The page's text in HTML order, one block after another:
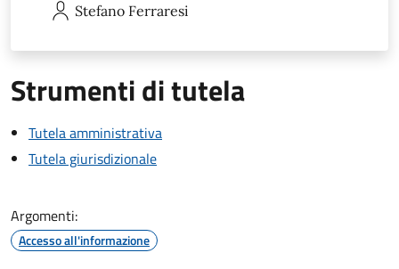
Stefano Ferraresi
Strumenti di tutela
Tutela amministrativa
Tutela giurisdizionale
Argomenti:
Accesso all'informazione